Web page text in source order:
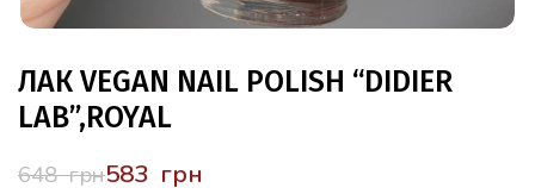
ЛАК VEGAN NAIL POLISH “DIDIER
LAB”,ROYAL
648грн583 грн